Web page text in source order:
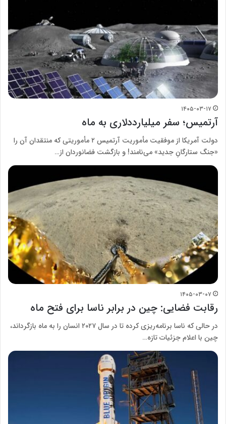
۱۴۰۵-۰۳-۱۷
آرتمیس؛ سفر میلیارددلاری به ماه
دولت آمریکا از موفقیت مأموریت آرتمیس ۲ مأموریتی که منتقدان آن را
«جنگ ستارگانِ جدید» می‌نامند! و بازگشت فضانوردان از…
۱۴۰۵-۰۳-۰۷
رقابت فضایی: چین در برابر ناسا برای فتح ماه
در حالی که ناسا برنامه‌ریزی کرده تا در سال ۲۰۲۷ انسان را به ماه بازگرداند،
چین با اعلام جزئیات تازه…